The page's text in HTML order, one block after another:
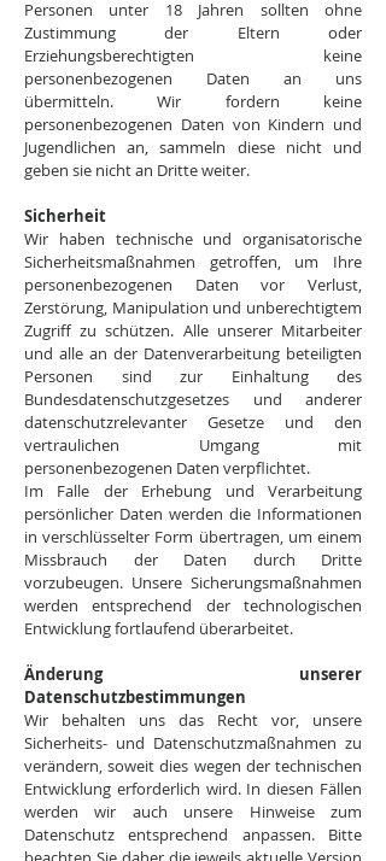
Personen unter 18 Jahren sollten ohne
Zustimmung der Eltern oder
Erziehungsberechtigten keine
personenbezogenen Daten an uns
übermitteln. Wir fordern keine
personenbezogenen Daten von Kindern und
Jugendlichen an, sammeln diese nicht und
geben sie nicht an Dritte weiter.
Sicherheit
Wir haben technische und organisatorische
Sicherheitsmaßnahmen getroffen, um Ihre
personenbezogenen Daten vor Verlust,
Zerstörung, Manipulation und unberechtigtem
Zugriff zu schützen. Alle unserer Mitarbeiter
und alle an der Datenverarbeitung beteiligten
Personen sind zur Einhaltung des
Bundesdatenschutzgesetzes und anderer
datenschutzrelevanter Gesetze und den
vertraulichen Umgang mit
personenbezogenen Daten verpflichtet.
Im Falle der Erhebung und Verarbeitung
persönlicher Daten werden die Informationen
in verschlüsselter Form übertragen, um einem
Missbrauch der Daten durch Dritte
vorzubeugen. Unsere Sicherungsmaßnahmen
werden entsprechend der technologischen
Entwicklung fortlaufend überarbeitet.
Änderung unserer
Datenschutzbestimmungen
Wir behalten uns das Recht vor, unsere
Sicherheits- und Datenschutzmaßnahmen zu
verändern, soweit dies wegen der technischen
Entwicklung erforderlich wird. In diesen Fällen
werden wir auch unsere Hinweise zum
Datenschutz entsprechend anpassen. Bitte